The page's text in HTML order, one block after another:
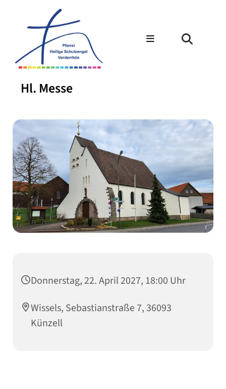
Hl. Messe
Donnerstag, 22. April 2027, 18:00 Uhr
Wissels, Sebastianstraße 7, 36093
Künzell